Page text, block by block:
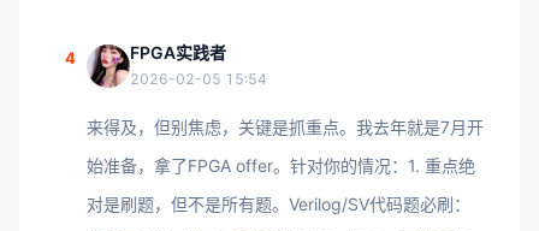
4 FPGA实践者
2026-02-05 15:54
来得及，但别焦虑，关键是抓重点。我去年就是7月开
始准备，拿了FPGA offer。针对你的情况：1. 重点绝
对是刷题，但不是所有题。Verilog/SV代码题必刷：